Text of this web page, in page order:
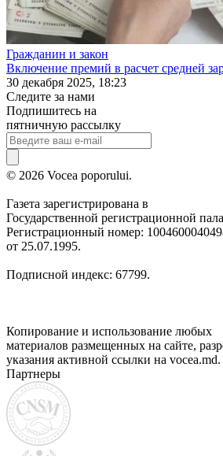
Гражданин и закон
Включение премий в расчет средней
30 декабря 2025, 18:23
Следите за нами
Подпишитесь на
пятничную рассылку
© 2026 Vocea poporului.
Газета зарегистрирована в
Государственной регистрационной
Регистрационный номер:
от 25.07.1995.
Подписной индекс: 67799.
Копирование и использование любых
материалов размещенных на сайте,
указания активной ссылки на vocea.md.
Партнеры